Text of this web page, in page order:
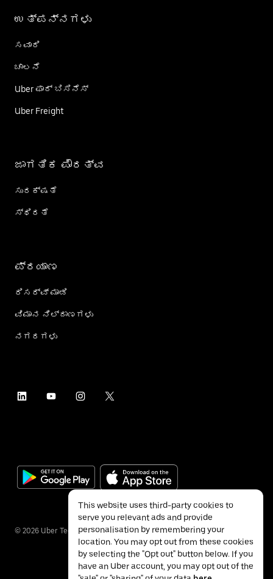
ಉತ್ಪನ್ನಗಳು
ಸವಾರಿ
ಚಾಲನೆ
Uber ಫಾರ್ ಬಿಸಿನೆಸ್
Uber Freight
ಜಾಗತಿಕ ಪೌರತ್ವ
ಸುರಕ್ಷತೆ
ಸ್ಥಿರತೆ
ಪ್ರಯಾಣ
ರಿಸರ್ವ್ ಮಾಡಿ
ವಿಮಾನ ನಿಲ್ದಾಣಗಳು
ನಗರಗಳು
© 2026 Uber Technologies Inc.
This website uses third-party cookies to
serve you relevant ads and provide
personalisation by remembering your
location. You may opt out from these cookies
by selecting the "Opt out" button below. If you
have an Uber account, you may opt out of the